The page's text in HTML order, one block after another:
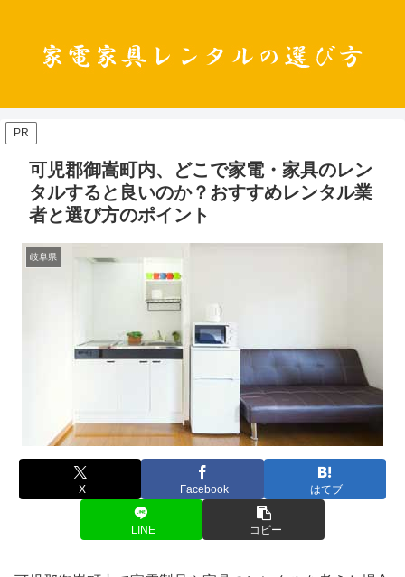
PR
可児郡御嵩町内、どこで家電・家具のレン
タルすると良いのか？おすすめレンタル業
者と選び方のポイント
岐阜県
X Facebook はてブ
LINE コピー